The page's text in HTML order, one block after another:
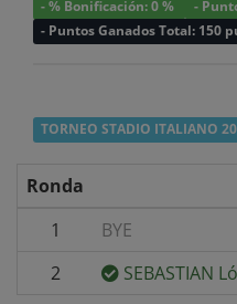
- % Bonificación: 0 %
-
- Puntos Ganados Total: 150
TORNEO STADIO ITALIANO
Ronda
1
BYE
2
SEBASTIAN